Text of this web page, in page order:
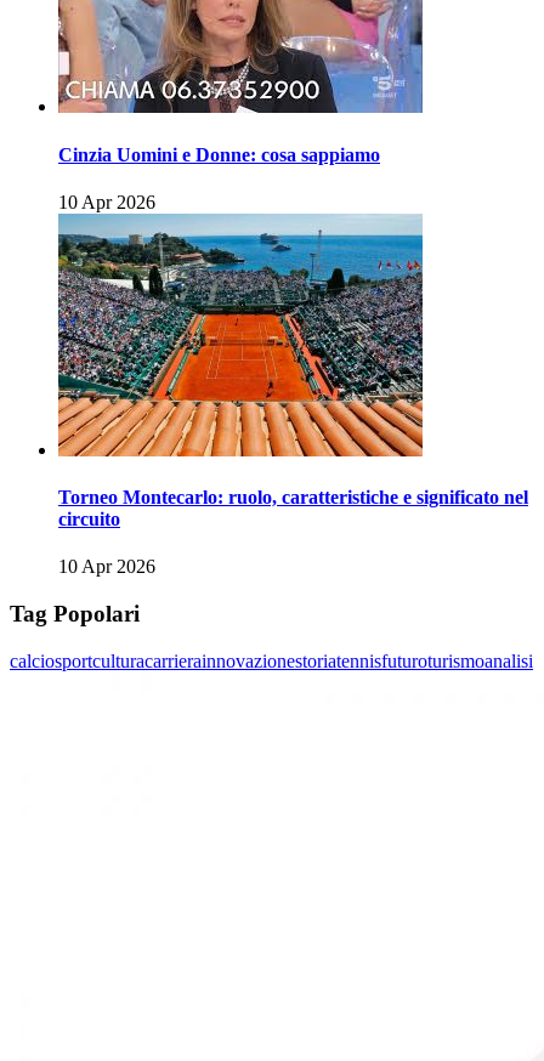
Cinzia Uomini e Donne: cosa sappiamo
10 Apr 2026
Torneo Montecarlo: ruolo, caratteristiche e significato nel
circuito
10 Apr 2026
Tag Popolari
calciosportculturacarrierainnovazionestoriatennisfuturoturismoanalisi